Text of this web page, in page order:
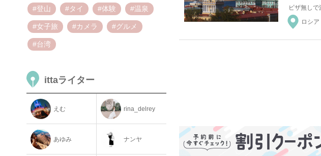
#登山 #タイ #体験 #温泉
#女子旅 #カメラ #グルメ
#台湾
ittaライター
えむ rina_delrey
あゆみ ナンヤ
ロシア